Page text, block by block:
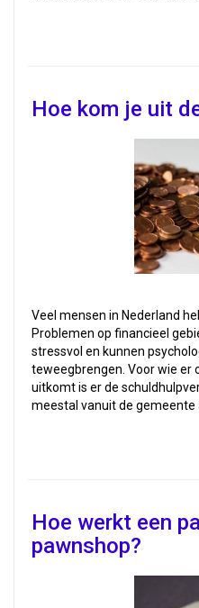
Hoe kom je uit
Veel mensen in Nederland
Problemen op financieel
stressvol en kunnen
teweegbrengen. Voor wie er
uitkomt is er de
meestal vanuit de gemeente
Hoe werkt een
pawnshop?